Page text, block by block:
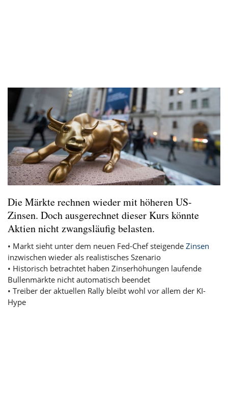
Die Märkte rechnen wieder mit höheren US-
Zinsen. Doch ausgerechnet dieser Kurs könnte
Aktien nicht zwangsläufig belasten.
• Markt sieht unter dem neuen Fed-Chef steigende Zinsen
inzwischen wieder als realistisches Szenario
• Historisch betrachtet haben Zinserhöhungen laufende
Bullenmärkte nicht automatisch beendet
• Treiber der aktuellen Rally bleibt wohl vor allem der KI-
Hype